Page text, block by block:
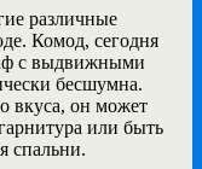
различные
Комод, сегодня
с выдвижными
бесшумна.
вкуса, он может
или быть
спальни.